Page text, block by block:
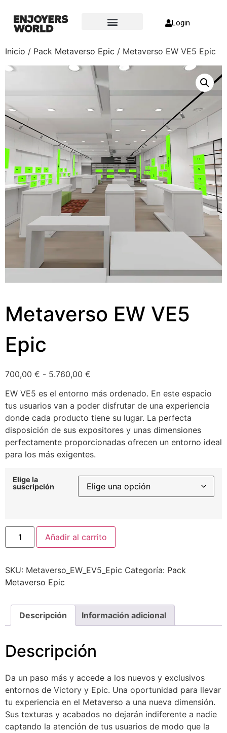
Login
Inicio / Pack Metaverso Epic / Metaverso EW VE5 Epic
Metaverso EW VE5
Epic
700,00 € - 5.760,00 €
EW VE5 es el entorno más ordenado. En este espacio
tus usuarios van a poder disfrutar de una experiencia
donde cada producto tiene su lugar. La perfecta
disposición de sus expositores y unas dimensiones
perfectamente proporcionadas ofrecen un entorno ideal
para los más exigentes.
Elige la
suscripción
Añadir al carrito
SKU: Metaverso_EW_EV5_Epic Categoría: Pack
Metaverso Epic
Descripción Información adicional
Descripción
Da un paso más y accede a los nuevos y exclusivos
entornos de Victory y Epic. Una oportunidad para llevar
tu experiencia en el Metaverso a una nueva dimensión.
Sus texturas y acabados no dejarán indiferente a nadie
captando la atención de tus usuarios de modo que la